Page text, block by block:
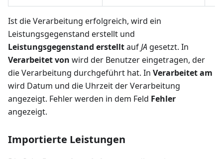
Ist die Verarbeitung erfolgreich, wird ein
Leistungsgegenstand erstellt und
Leistungsgegenstand erstelltaufJA gesetzt. In
Verarbeitet von wird der Benutzer eingetragen, der
die Verarbeitung durchgeführt hat. In Verarbeitet am
wird Datum und die Uhrzeit der Verarbeitung
angezeigt. Fehler werden in dem Feld Fehler
angezeigt.
Importierte Leistungen